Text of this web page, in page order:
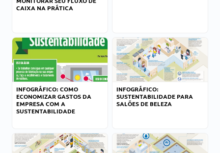
CAIXA NA PRÁTICA
INFOGRÁFICO: COMO
ECONOMIZAR GASTOS DA
EMPRESA COM A
SUSTENTABILIDADE
INFOGRÁFICO:
SUSTENTABILIDADE PARA
SALÕES DE BELEZA